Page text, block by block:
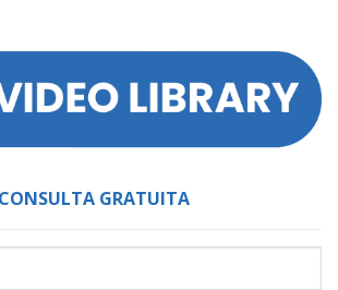
CONSULTA GRATUITA